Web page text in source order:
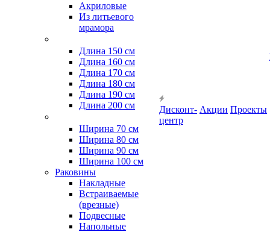
Акриловые
Из литьевого
мрамора
Длина 150 см
Длина 160 см
Длина 170 см
Длина 180 см
Длина 190 см
Длина 200 см
Ширина 70 см
Ширина 80 см
Ширина 90 см
Ширина 100 см
Раковины
Накладные
Встраиваемые
(врезные)
Подвесные
Напольные
Дисконт-
центр
Акции Проекты